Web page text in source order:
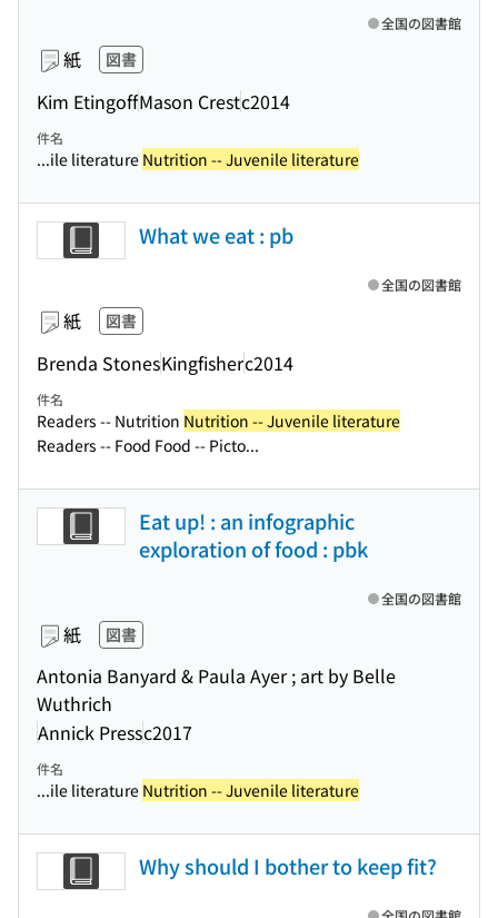
紙 図書
Kim EtingoffMason Crestc2014
全国の図書館
件名
...ile literature Nutrition -- Juvenile literature
What we eat : pb
紙 図書
Brenda StonesKingfisherc2014
全国の図書館
件名
Readers -- Nutrition Nutrition -- Juvenile literature
Readers -- Food Food -- Picto...
Eat up! : an infographic
exploration of food : pbk
紙 図書
Antonia Banyard & Paula Ayer ; art by Belle
Wuthrich
Annick Pressc2017
全国の図書館
件名
...ile literature Nutrition -- Juvenile literature
Why should I bother to keep fit?